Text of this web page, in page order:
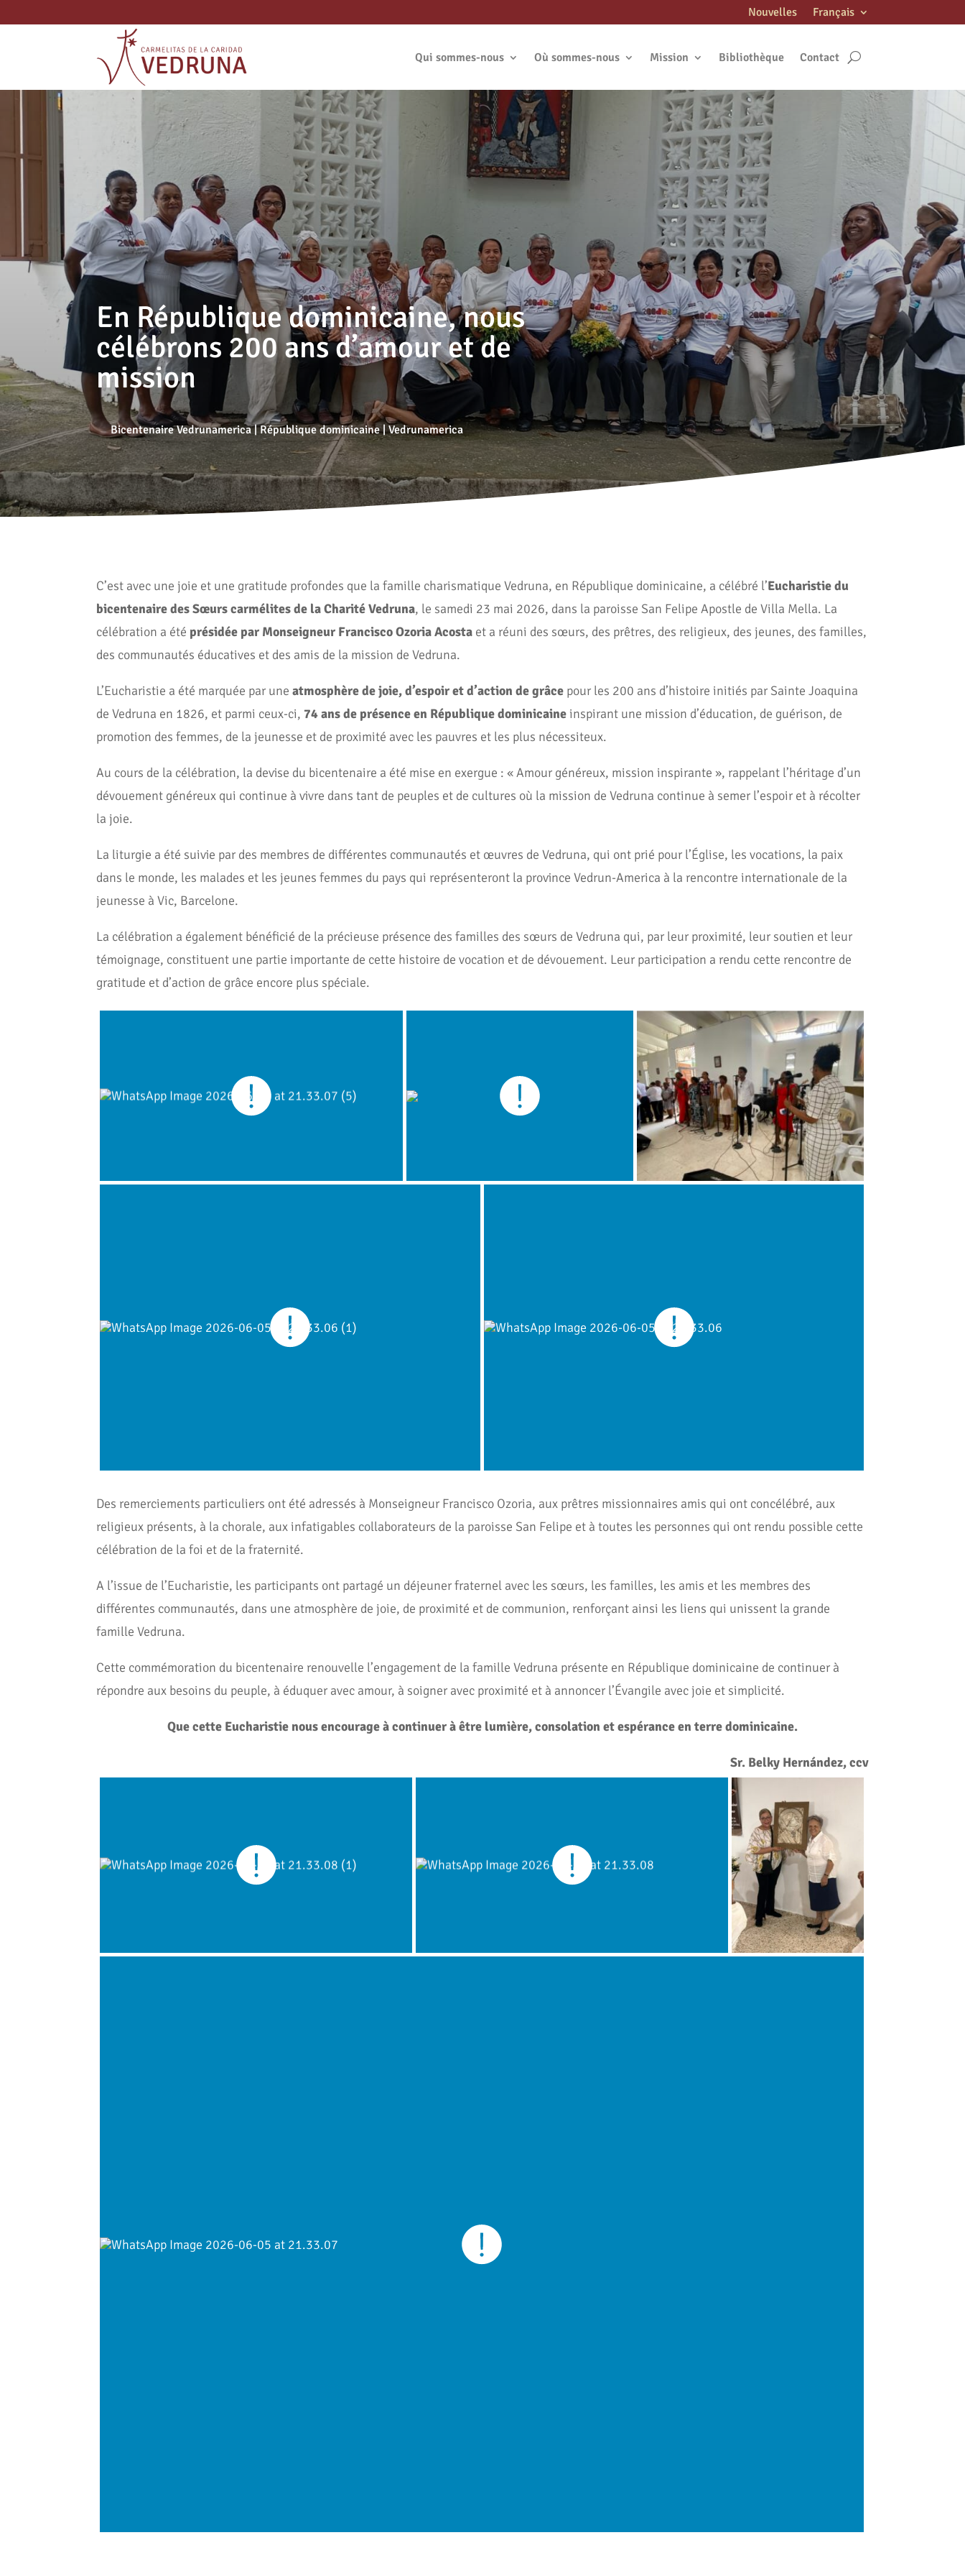
Nouvelles Français
Qui sommes-nous Où sommes-nous Mission Bibliothèque Contact
En République dominicaine, nous
célébrons 200 ans d’amour et de
mission
Bicentenaire Vedrunamerica|République dominicaine|Vedrunamerica
C’est avec une joie et une gratitude profondes que la famille charismatique Vedruna, en République dominicaine, a célébré l’Eucharistie du
bicentenaire des Sœurs carmélites de la Charité Vedruna, le samedi 23 mai 2026, dans la paroisse San Felipe Apostle de Villa Mella. La
célébration a été présidée par Monseigneur Francisco Ozoria Acosta et a réuni des sœurs, des prêtres, des religieux, des jeunes, des familles,
des communautés éducatives et des amis de la mission de Vedruna.
L’Eucharistie a été marquée par uneatmosphère de joie, d’espoir et d’action de grâce pour les 200 ans d’histoire initiés par Sainte Joaquina
de Vedruna en 1826, et parmi ceux-ci, 74 ans de présence en République dominicaineinspirant une mission d’éducation, de guérison, de
promotion des femmes, de la jeunesse et de proximité avec les pauvres et les plus nécessiteux.
Au cours de la célébration, la devise du bicentenaire a été mise en exergue : « Amour généreux, mission inspirante », rappelant l’héritage d’un
dévouement généreux qui continue à vivre dans tant de peuples et de cultures où la mission de Vedruna continue à semer l’espoir et à récolter
la joie.
La liturgie a été suivie par des membres de différentes communautés et œuvres de Vedruna, qui ont prié pour l’Église, les vocations, la paix
dans le monde, les malades et les jeunes femmes du pays qui représenteront la province Vedrun-America à la rencontre internationale de la
jeunesse à Vic, Barcelone.
La célébration a également bénéficié de la précieuse présence des familles des sœurs de Vedruna qui, par leur proximité, leur soutien et leur
témoignage, constituent une partie importante de cette histoire de vocation et de dévouement. Leur participation a rendu cette rencontre de
gratitude et d’action de grâce encore plus spéciale.
Des remerciements particuliers ont été adressés à Monseigneur Francisco Ozoria, aux prêtres missionnaires amis qui ont concélébré, aux
religieux présents, à la chorale, aux infatigables collaborateurs de la paroisse San Felipe et à toutes les personnes qui ont rendu possible cette
célébration de la foi et de la fraternité.
A l’issue de l’Eucharistie, les participants ont partagé un déjeuner fraternel avec les sœurs, les familles, les amis et les membres des
différentes communautés, dans une atmosphère de joie, de proximité et de communion, renforçant ainsi les liens qui unissent la grande
famille Vedruna.
Cette commémoration du bicentenaire renouvelle l’engagement de la famille Vedruna présente en République dominicaine de continuer à
répondre aux besoins du peuple, à éduquer avec amour, à soigner avec proximité et à annoncer l’Évangile avec joie et simplicité.
Que cette Eucharistie nous encourage à continuer à être lumière, consolation et espérance en terre dominicaine.
Sr. Belky Hernández, ccv